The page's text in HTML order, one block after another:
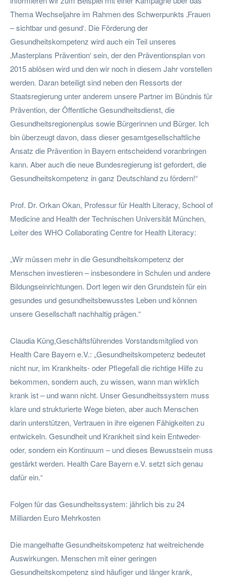
Thema Wechseljahre im Rahmen des Schwerpunkts ‚Frauen
– sichtbar und gesund‘. Die Förderung der
Gesundheitskompetenz wird auch ein Teil unseres
‚Masterplans Prävention‘ sein, der den Präventionsplan von
2015 ablösen wird und den wir noch in diesem Jahr vorstellen
werden. Daran beteiligt sind neben den Ressorts der
Staatsregierung unter anderem unsere Partner im Bündnis für
Prävention, der Öffentliche Gesundheitsdienst, die
Gesundheitsregionenplus sowie Bürgerinnen und Bürger. Ich
bin überzeugt davon, dass dieser gesamtgesellschaftliche
Ansatz die Prävention in Bayern entscheidend voranbringen
kann. Aber auch die neue Bundesregierung ist gefordert, die
Gesundheitskompetenz in ganz Deutschland zu fördern!“
Prof. Dr. Orkan Okan, Professur für Health Literacy, School of
Medicine and Health der Technischen Universität München,
Leiter des WHO Collaborating Centre for Health Literacy:
„Wir müssen mehr in die Gesundheitskompetenz der
Menschen investieren – insbesondere in Schulen und andere
Bildungseinrichtungen. Dort legen wir den Grundstein für ein
gesundes und gesundheitsbewusstes Leben und können
unsere Gesellschaft nachhaltig prägen.“
Claudia Küng,Geschäftsführendes Vorstandsmitglied von
Health Care Bayern e.V.: „Gesundheitskompetenz bedeutet
nicht nur, im Krankheits- oder Pflegefall die richtige Hilfe zu
bekommen, sondern auch, zu wissen, wann man wirklich
krank ist – und wann nicht. Unser Gesundheitssystem muss
klare und strukturierte Wege bieten, aber auch Menschen
darin unterstützen, Vertrauen in ihre eigenen Fähigkeiten zu
entwickeln. Gesundheit und Krankheit sind kein Entweder-
oder, sondern ein Kontinuum – und dieses Bewusstsein muss
gestärkt werden. Health Care Bayern e.V. setzt sich genau
dafür ein.“
Folgen für das Gesundheitssystem: jährlich bis zu 24
Milliarden Euro Mehrkosten
Die mangelhafte Gesundheitskompetenz hat weitreichende
Auswirkungen. Menschen mit einer geringen
Gesundheitskompetenz sind häufiger und länger krank,